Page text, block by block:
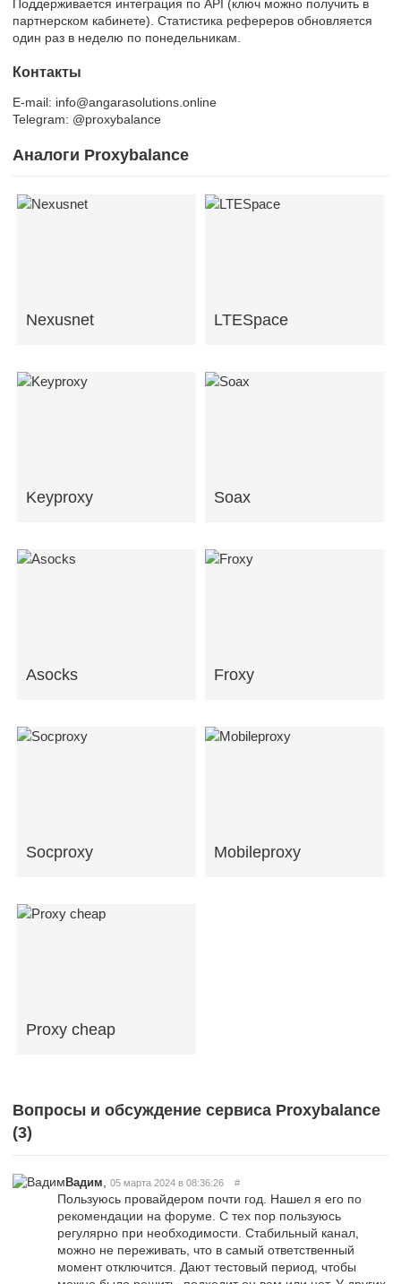
Поддерживается интеграция по API (ключ можно получить в
партнерском кабинете). Статистика рефереров обновляется
один раз в неделю по понедельникам.
Контакты
E-mail: info@angarasolutions.online
Telegram: @proxybalance
Аналоги Proxybalance
Nexusnet LTESpace
Keyproxy Soax
Asocks Froxy
Socproxy Mobileproxy
Proxy cheap
Вопросы и обсуждение сервиса Proxybalance
(3)
Вадим 05 марта 2024 в 08:36:26 #
Пользуюсь провайдером почти год. Нашел я его по
рекомендации на форуме. С тех пор пользуюсь
регулярно при необходимости. Стабильный канал,
можно не переживать, что в самый ответственный
момент отключится. Дают тестовый период, чтобы